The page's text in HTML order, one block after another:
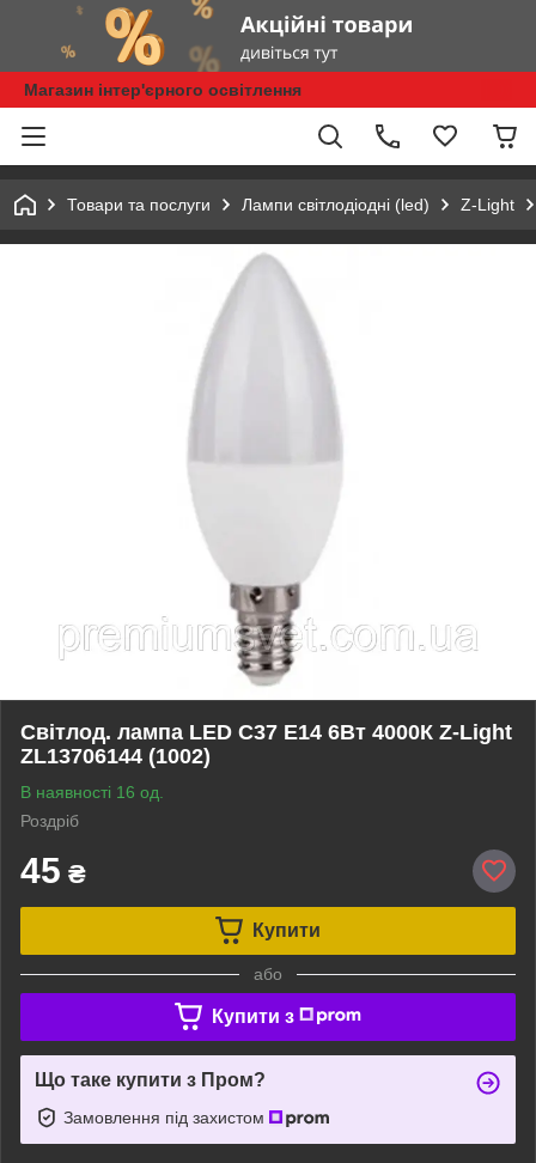
Магазин інтер'єрного освітлення
Товари та послуги Лампи світлодіодні (led) Z-Light
Світлод. лампа LED C37 E14 6Вт 4000К Z-Light
ZL13706144 (1002)
В наявності 16 од.
Роздріб
45 ₴
Купити
або
Купити з
Що таке купити з Пром?
Замовлення під захистом